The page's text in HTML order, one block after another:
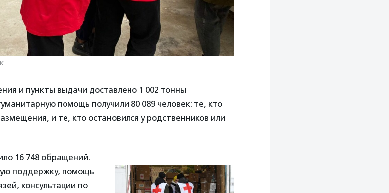
и пункты выдачи доставлено 1 002 тонны
помощь получили 80 089 человек: те, кто
и те, кто остановился у родственников или
16 748 обращений.
поддержку, помощь
консультации по